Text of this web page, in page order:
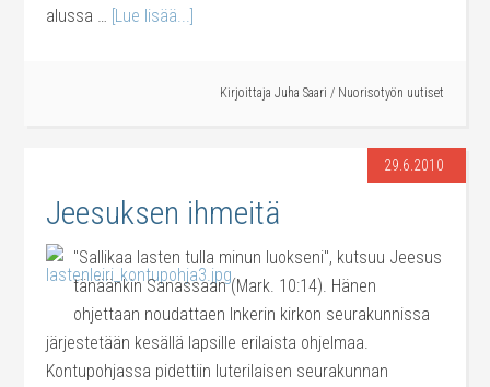
alussa … [Lue lisää...]
Kirjoittaja Juha Saari / Nuorisotyön uutiset
29.6.2010
Jeesuksen ihmeitä
"Sallikaa lasten tulla minun luokseni", kutsuu Jeesus
tänäänkin Sanassaan (Mark. 10:14). Hänen
ohjettaan noudattaen Inkerin kirkon seurakunnissa
järjestetään kesällä lapsille erilaista ohjelmaa.
Kontupohjassa pidettiin luterilaisen seurakunnan